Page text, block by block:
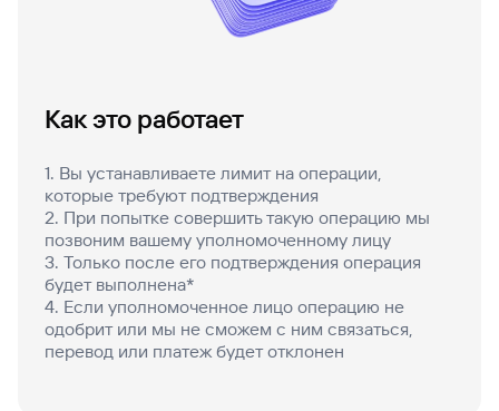
Как это работает
1. Вы устанавливаете лимит на операции,
которые требуют подтверждения
2. При попытке совершить такую операцию мы
позвоним вашему уполномоченному лицу
3. Только после его подтверждения операция
будет выполнена*
4. Если уполномоченное лицо операцию не
одобрит или мы не сможем с ним связаться,
перевод или платеж будет отклонен